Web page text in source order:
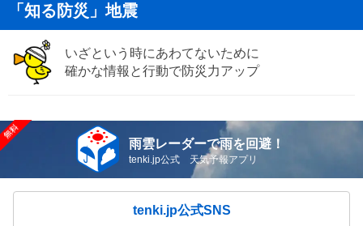
「知る防災」地震
いざという時にあわてないために
確かな情報と行動で防災力アップ
雨雲レーダーで雨を回避！
tenki.jp公式 天気予報アプリ
tenki.jp公式SNS